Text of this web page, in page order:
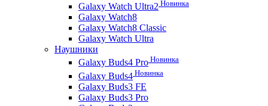
Galaxy Watch Ultra2 Новинка
Galaxy Watch8
Galaxy Watch8 Classic
Galaxy Watch Ultra
Наушники
Galaxy Buds4 Pro Новинка
Galaxy Buds4 Новинка
Galaxy Buds3 FE
Galaxy Buds3 Pro